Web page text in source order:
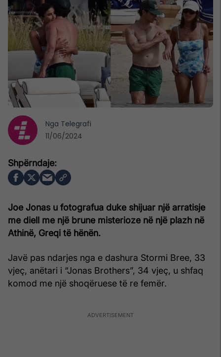
Joe Jonas u fotografua duke shijuar një arratisje
me diell me një brune misterioze në një plazh në
Athinë, Greqi të hënën.
Javë pas ndarjes nga e dashura Stormi Bree, 33
vjeç, anëtari i “Jonas Brothers”, 34 vjeç, u shfaq
komod me një shoqëruese të re femër.
Nga Telegrafi
11/06/2024